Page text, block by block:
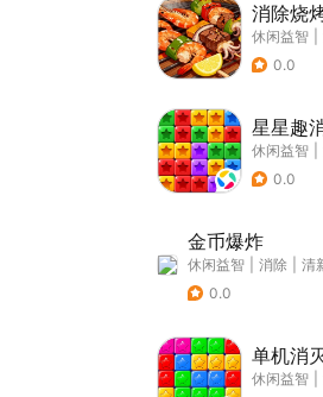
消除烧
休闲益智
0.0
星星趣
休闲益智
0.0
金币爆炸
休闲益智 消除 清
0.0
单机消
休闲益智